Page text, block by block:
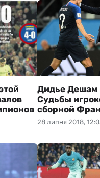
28 липня 2018,
Дидье Дешам
Судьбы
сборной